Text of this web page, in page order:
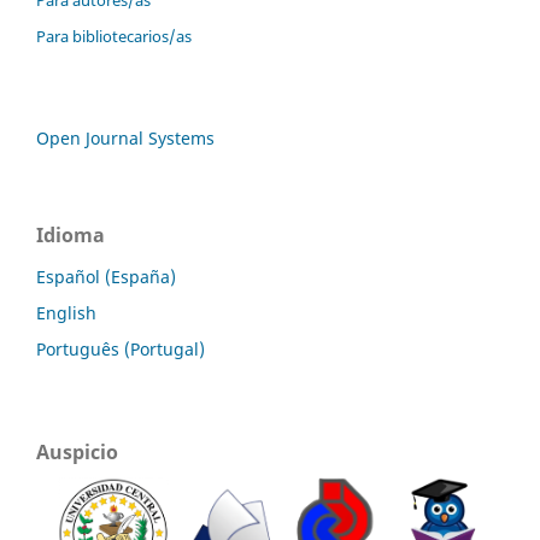
Para bibliotecarios/as
Open Journal Systems
Idioma
Español (España)
English
Português (Portugal)
Auspicio